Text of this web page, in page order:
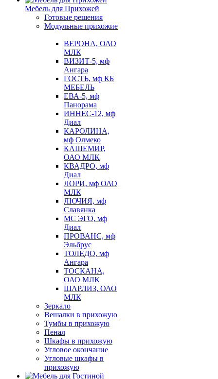
Мебель для Прихожей
Готовые решения
Модульные прихожие
ВЕРОНА, ОАО
МЛК
ВИЗИТ-5, мф
Ангара
ГОСТЬ, мф КБ
МЕБЕЛЬ
ЕВА-5, мф
Панорама
ИННЕС-12, мф
Диал
КАРОЛИНА,
мф Олмеко
КАШЕМИР,
ОАО МЛК
КВАДРО, мф
Диал
ЛОРИ, мф ОАО
МЛК
ЛЮЧИЯ, мф
Славянка
МС ЭГО, мф
Диал
ПРОВАНС, мф
Эльбрус
ТОЛЕДО, мф
Ангара
ТОСКАНА,
ОАО МЛК
ШАРЛИЗ, ОАО
МЛК
Зеркало
Вешалки в прихожую
Тумбы в прихожую
Пенал
Шкафы в прихожую
Угловое окончание
Угловые шкафы в
прихожую